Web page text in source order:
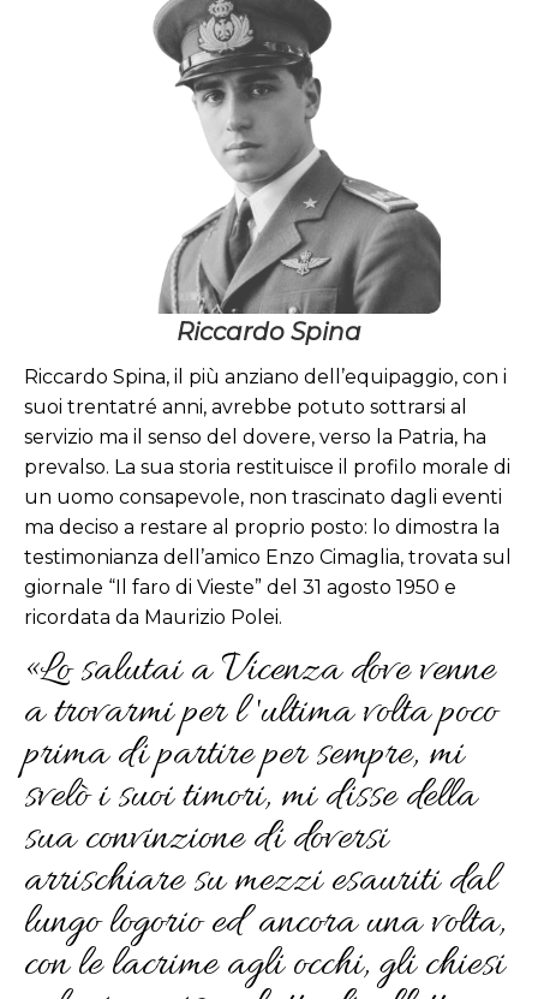
Riccardo
Spina
Serg. Mag. – 2°
Pilota
Medaglia d’Argento al Valor
Militare
Riccardo Spina
Riccardo Spina, il più anziano dell’equipaggio, con i
suoi trentatré anni, avrebbe potuto sottrarsi al
servizio ma il senso del dovere, verso la Patria, ha
prevalso. La sua storia restituisce il profilo morale di
un uomo consapevole, non trascinato dagli eventi
ma deciso a restare al proprio posto: lo dimostra la
testimonianza dell’amico Enzo Cimaglia, trovata sul
giornale “Il faro di Vieste” del 31 agosto 1950 e
ricordata da Maurizio Polei.
«Lo salutai a Vicenza dove venne
a trovarmi per l 'ultima volta poco
prima di partire per sempre, mi
svelò i suoi timori, mi disse della
sua convinzione di doversi
arrischiare su mezzi esauriti dal
lungo logorio ed ancora una volta,
con le lacrime agli occhi, gli chiesi